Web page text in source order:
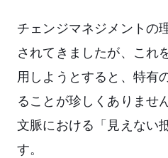
チェンジマネジメントの
されてきましたが、これ
用しようとすると、特有
ることが珍しくありませ
文脈における「見えない
す。